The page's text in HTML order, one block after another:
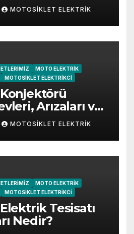
MOTOSIKLET ELEKTRIK
MOTO ELEKTRIK
MOTOSIKLET ELEKTRIKCI
Arızaları ve
MOTOSIKLET ELEKTRIK
MOTO ELEKTRIK
MOTOSIKLET ELEKTRIKCI
Tesisatı
Nedir?